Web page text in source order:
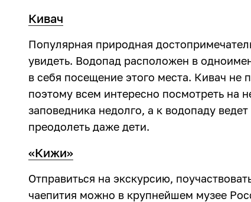
Кивач
Популярная природная
увидеть. Водопад расположен в
в себя посещение этого места. Кивач
поэтому всем интересно посмотреть на
заповедника недолго, а к водопаду
преодолеть даже дети.
«Кижи»
Отправиться на экскурсию,
чаепития можно в крупнейшем музее